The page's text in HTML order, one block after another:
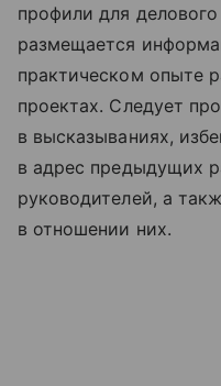
профили для
размещается
практическом опыте
проектах. Следует
в высказываниях,
в адрес предыдущих
руководителей, а
в отношении них.